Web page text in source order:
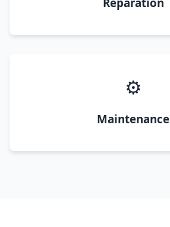
⚙️
Maintenance